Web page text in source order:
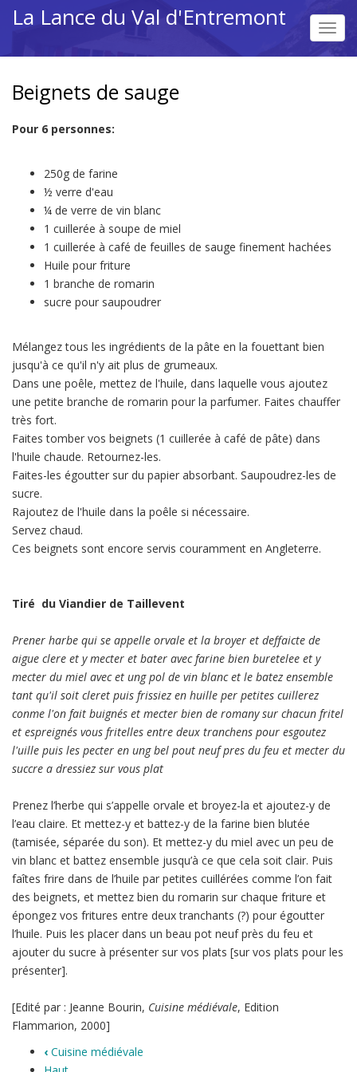
AllerLa Lance du Val d'Entremont
Beignets de sauge
Pour 6 personnes:
250g de farine
½ verre d'eau
¼ de verre de vin blanc
1 cuillerée à soupe de miel
1 cuillerée à café de feuilles de sauge finement hachées
Huile pour friture
1 branche de romarin
sucre pour saupoudrer
Mélangez tous les ingrédients de la pâte en la fouettant bien
jusqu'à ce qu'il n'y ait plus de grumeaux.
Dans une poêle, mettez de l'huile, dans laquelle vous ajoutez
une petite branche de romarin pour la parfumer. Faites chauffer
très fort.
Faites tomber vos beignets (1 cuillerée à café de pâte) dans
l'huile chaude. Retournez-les.
Faites-les égoutter sur du papier absorbant. Saupoudrez-les de
sucre.
Rajoutez de l'huile dans la poêle si nécessaire.
Servez chaud.
Ces beignets sont encore servis couramment en Angleterre.
Tiré du Viandier de Taillevent
Prener harbe qui se appelle orvale et la broyer et deffaicte de
aigue clere et y mecter et bater avec farine bien buretelee et y
mecter du miel avec et ung pol de vin blanc et le batez ensemble
tant qu'il soit cleret puis frissiez en huille per petites cuillerez
conme l'on fait buignés et mecter bien de romany sur chacun fritel
et espreignés vous fritelles entre deux tranchens pour esgoutez
l'uille puis les pecter en ung bel pout neuf pres du feu et mecter du
succre a dressiez sur vous plat
Prenez l’herbe qui s’appelle orvale et broyez-la et ajoutez-y de
l’eau claire. Et mettez-y et battez-y de la farine bien blutée
(tamisée, séparée du son). Et mettez-y du miel avec un peu de
vin blanc et battez ensemble jusqu’à ce que cela soit clair. Puis
faîtes frire dans de l’huile par petites cuillérées comme l’on fait
des beignets, et mettez bien du romarin sur chaque friture et
épongez vos fritures entre deux tranchants (?) pour égoutter
l’huile. Puis les placer dans un beau pot neuf près du feu et
ajouter du sucre à présenter sur vos plats [sur vos plats pour les
présenter].
[Edité par : Jeanne Bourin, Cuisine médiévale, Edition
Flammarion, 2000]
‹ Cuisine médiévale